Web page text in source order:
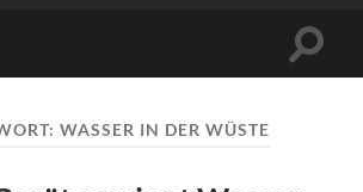
WASSER IN DER WÜSTE